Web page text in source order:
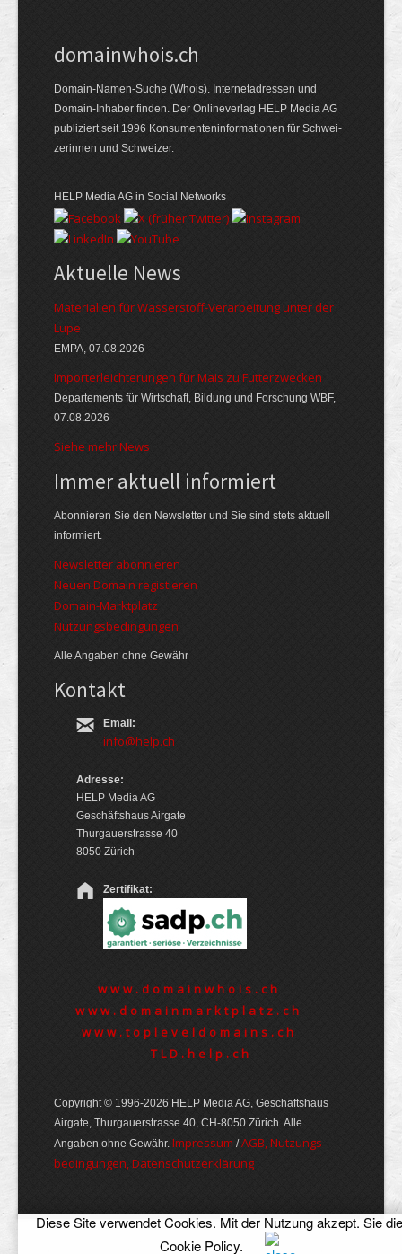
domainwhois.ch
Domain-Namen-Suche (Whois). Internet­adressen und
Domain-Inhaber finden. Der Online­verlag HELP Media AG
publiziert seit 1996 Konsumenten­informationen für Schwei­
zerinnen und Schweizer.
HELP Media AG in Social Networks
Aktuelle News
Materialien für Wasserstoff-Verarbeitung unter der
Lupe
EMPA, 07.08.2026
Importerleichterungen für Mais zu Futterzwecken
Departements für Wirtschaft, Bildung und Forschung WBF,
07.08.2026
Siehe mehr News
Immer aktuell informiert
Abonnieren Sie den Newsletter und Sie sind stets aktuell
informiert.
Newsletter abonnieren
Neuen Domain registieren
Domain-Marktplatz
Nutzungsbedingungen
Alle Angaben ohne Gewähr
Kontakt
Email:
info@help.ch
Adresse:
HELP Media AG
Geschäftshaus Airgate
Thurgauerstrasse 40
8050 Zürich
Zertifikat:
www.domainwhois.ch
www.domainmarktplatz.ch
www.topleveldomains.ch
TLD.help.ch
Copyright © 1996-2026 HELP Media AG, Geschäftshaus
Airgate, Thurgauer­strasse 40, CH-8050 Zürich. Alle
Angaben ohne Gewähr. Im­pres­sum /AGB, Nut­zungs­
bedin­gungen, Daten­schutz­er­klärung
Diese Site verwendet Cookies. Mit der Nutzung akzept. Sie die
Cookie Policy.